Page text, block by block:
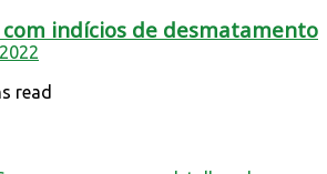
indícios de desmatamento
read